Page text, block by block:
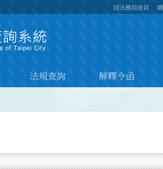
回法務局首頁
法規查詢 解釋令函